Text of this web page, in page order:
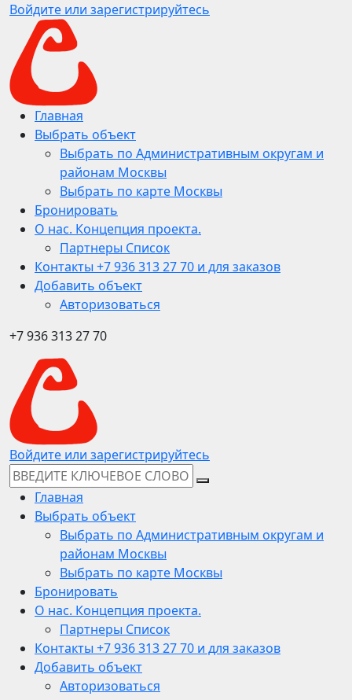
Войдите или зарегистрируйтесь
Главная
Выбрать объект
Выбрать по Административным округам и
районам Москвы
Выбрать по карте Москвы
Бронировать
О нас. Концепция проекта.
Партнеры Список
Контакты +7 936 313 27 70 и для заказов
Добавить объект
Авторизоваться
+7 936 313 27 70
Войдите или зарегистрируйтесь
Главная
Выбрать объект
Выбрать по Административным округам и
районам Москвы
Выбрать по карте Москвы
Бронировать
О нас. Концепция проекта.
Партнеры Список
Контакты +7 936 313 27 70 и для заказов
Добавить объект
Авторизоваться